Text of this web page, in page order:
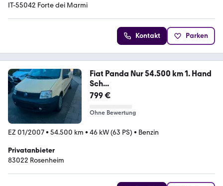
IT-55042 Forte dei Marmi
Kontakt Parken
Fiat Panda Nur 54.500 km 1. Hand
Sch...
799 €
Ohne Bewertung
EZ 01/2007• 54.500 km • 46 kW (63 PS) • Benzin
Privatanbieter
83022 Rosenheim